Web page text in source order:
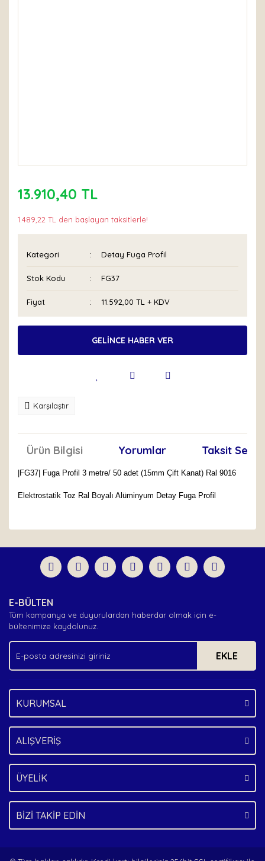
13.910,40 TL
1.489,22 TL den başlayan taksitlerle!
Kategori Detay Fuga Profil
Stok Kodu FG37
Fiyat 11.592,00 TL + KDV
GELİNCE HABER VER
Karşılaştır
Ürün Bilgisi Yorumlar Taksit
|FG37| Fuga Profil 3 metre/ 50 adet (15mm Çift Kanat) Ral 9016
Elektrostatik Toz Ral Boyalı Alüminyum Detay Fuga Profil
Yorum Yaz
formunu kullanarak tarafımıza iletebilirsiniz.
Görüş ve önerileriniz için teşekkür ederiz.
Ürün açıklamasında eksik bilgiler bulunuyor.
Ürün bilgilerinde hatalar bulunuyor.
Ürün fiyatı diğer sitelerden daha pahalı.
Bu ürüne benzer farklı alternatifler olmalı.
E-BÜLTEN
Tüm kampanya ve duyurulardan haberdar olmak için e-
bültenimize kaydolunuz.
EKLE
KURUMSAL
ALIŞVERİŞ
ÜYELİK
BİZİ TAKİP EDİN